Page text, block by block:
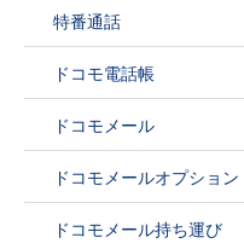
特番通話
ドコモ電話帳
ドコモメール
ドコモメールオプション
ドコモメール持ち運び